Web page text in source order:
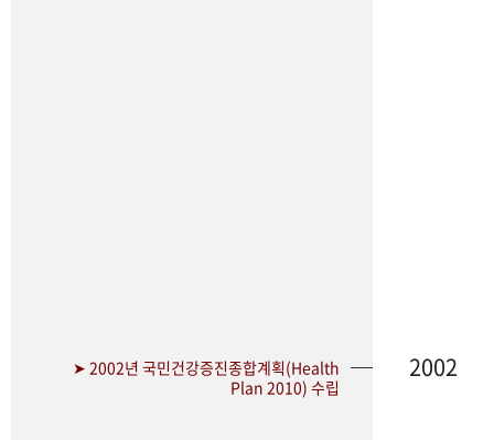
➤ 2002년 국민건강증진종합계획(Health
Plan 2010) 수립
2002